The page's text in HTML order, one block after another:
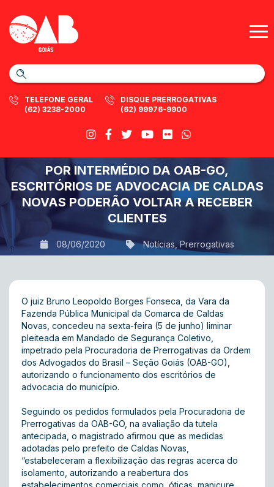
TELEFONE GERAL
(62) 3238-2000
DISQUE PRERROGATIVAS
(62) 99976-9900
POR INTERMÉDIO DA OAB-GO,
ESCRITÓRIOS DE ADVOCACIA DE CALDAS
NOVAS PODERÃO VOLTAR A RECEBER
CLIENTES
08/06/2020 Notícias Prerrogativas
O juiz Bruno Leopoldo Borges Fonseca, da Vara da
Fazenda Pública Municipal da Comarca de Caldas
Novas, concedeu na sexta-feira (5 de junho) liminar
pleiteada em Mandado de Segurança Coletivo,
impetrado pela Procuradoria de Prerrogativas da Ordem
dos Advogados do Brasil – Seção Goiás (OAB-GO),
autorizando o funcionamento dos escritórios de
advocacia do município.
Seguindo os pedidos formulados pela Procuradoria de
Prerrogativas da OAB-GO, na avaliação da tutela
antecipada, o magistrado afirmou que as medidas
adotadas pelo prefeito de Caldas Novas,
“estabeleceram a flexibilização das regras acerca do
isolamento, autorizando a reabertura dos
estabelecimentos comerciais como, óticas, manicure,